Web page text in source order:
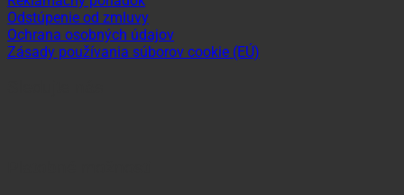
Odstúpenie od zmluvy
Ochrana osobných údajov
Zásady používania súborov cookie (EÚ)